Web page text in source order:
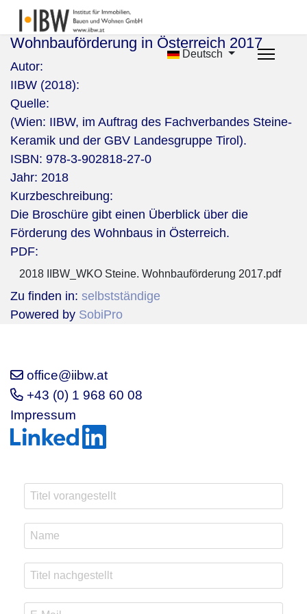
Deutsch
Wohnbauförderung in Österreich 2017
Autor:
IIBW (2018):
Quelle:
(Wien: IIBW, im Auftrag des Fachverbandes Steine-
Keramik und der GBV Landesgruppe Tirol).
ISBN: 978-3-902818-27-0
Jahr: 2018
Kurzbeschreibung:
Die Broschüre gibt einen Überblick über die
Förderung des Wohnbaus in Österreich.
PDF:
2018 IIBW_WKO Steine. Wohnbauförderung 2017.pdf
Zu finden in: selbstständige
Powered by SobiPro
office@iibw.at
+43 (0) 1 968 60 08
Impressum